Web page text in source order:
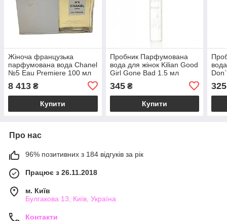
Жіноча французька
парфумована вода Chanel
№5 Eau Premiere 100 мл
квітковий аромат
8 413 ₴
Купити
Пробник Парфумована
вода для жінок Kilian Good
Girl Gone Bad 1.5 мл
345₴
Купити
325
Про нас
96% позитивних з 184 відгуків за рік
Працює з 26.11.2018
м. Київ
Булгакова 13, Київ, Україна
Контакти